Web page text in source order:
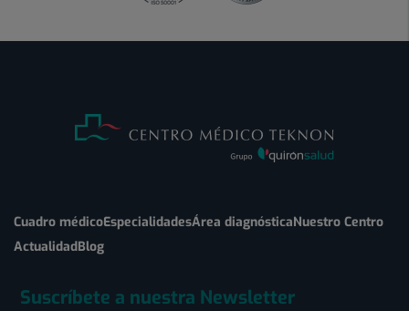
Cuadro médicoEspecialidadesÁrea diagnósticaNuestro Centro
ActualidadBlog
Suscríbete a nuestra Newsletter